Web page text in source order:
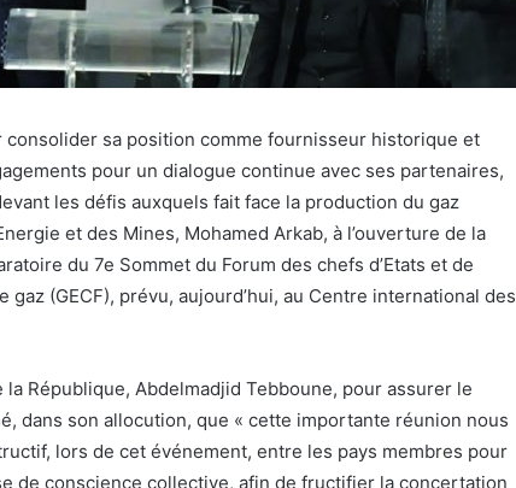
consolider sa position comme fournisseur historique et
pour un dialogue continue avec ses partenaires,
les défis auxquels fait face la production du gaz
et des Mines, Mohamed Arkab, à l’ouverture de la
du 7e Sommet du Forum des chefs d’Etats et de
(GECF), prévu, aujourd’hui, au Centre international des
République, Abdelmadjid Tebboune, pour assurer le
dans son allocution, que « cette importante réunion nous
lors de cet événement, entre les pays membres pour
de conscience collective, afin de fructifier la concertation